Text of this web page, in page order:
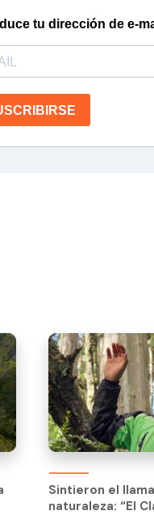
tu dirección de e-
Sintieron el
naturaleza: “El
el que podría ser
antiguo del
Sintieron el
naturaleza: “El